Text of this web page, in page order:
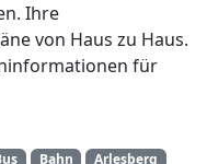
Ihre
von Haus zu Haus.
für
Bahn
Arlesberg